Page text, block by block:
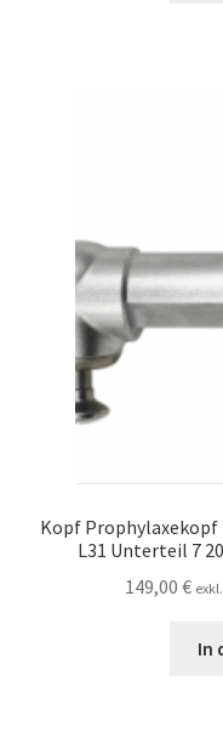
Kopf Prophylaxekopf
L31 Unterteil 7 20
149,00 €
In